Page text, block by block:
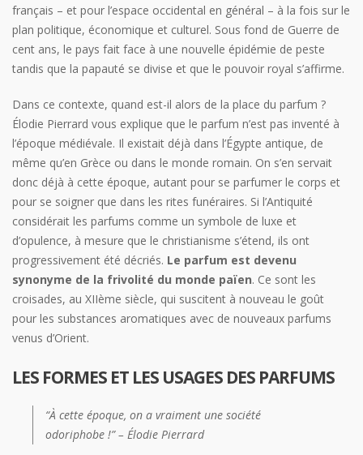
français – et pour l’espace occidental en général – à la fois sur le
plan politique, économique et culturel. Sous fond de Guerre de
cent ans, le pays fait face à une nouvelle épidémie de peste
tandis que la papauté se divise et que le pouvoir royal s’affirme.
Dans ce contexte, quand est-il alors de la place du parfum ?
Élodie Pierrard vous explique que le parfum n’est pas inventé à
l’époque médiévale. Il existait déjà dans l’Égypte antique, de
même qu’en Grèce ou dans le monde romain. On s’en servait
donc déjà à cette époque, autant pour se parfumer le corps et
pour se soigner que dans les rites funéraires. Si l’Antiquité
considérait les parfums comme un symbole de luxe et
d’opulence, à mesure que le christianisme s’étend, ils ont
progressivement été décriés. Le parfum est devenu
synonyme de la frivolité du monde païen. Ce sont les
croisades, au XIIème siècle, qui suscitent à nouveau le goût
pour les substances aromatiques avec de nouveaux parfums
venus d’Orient.
LES FORMES ET LES USAGES DES PARFUMS
“À cette époque, on a vraiment une société
odoriphobe !” – Élodie Pierrard